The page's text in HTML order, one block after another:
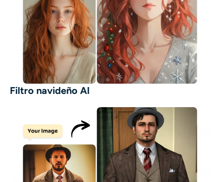
Filtro navideño AI